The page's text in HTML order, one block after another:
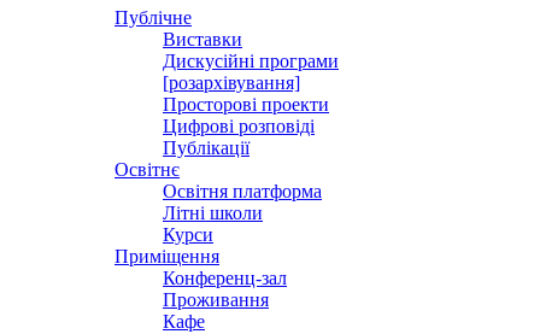
Публічне
Виставки
Дискусійні програми
[розархівування]
Просторові проекти
Цифрові розповіді
Публікації
Освітнє
Освітня платформа
Літні школи
Курси
Приміщення
Конференц-зал
Проживання
Кафе